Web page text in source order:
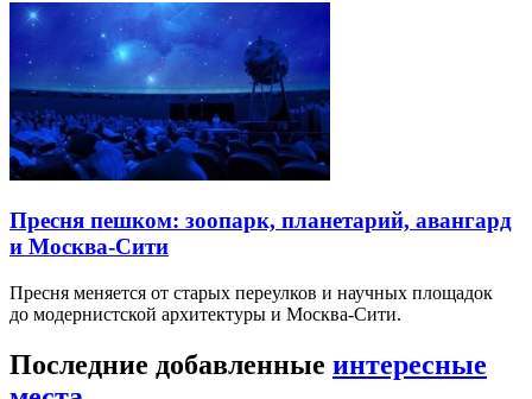
Пресня пешком: зоопарк, планетарий, авангард
и Москва-Сити
Пресня меняется от старых переулков и научных площадок
до модернистской архитектуры и Москва-Сити.
Последние добавленные интересные